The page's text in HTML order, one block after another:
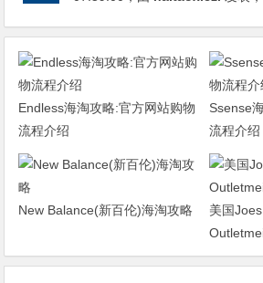
Endless海淘攻略:官方网站购物
流程介绍
Ssense
流程介绍
New Balance(新百伦)海淘攻略
美国